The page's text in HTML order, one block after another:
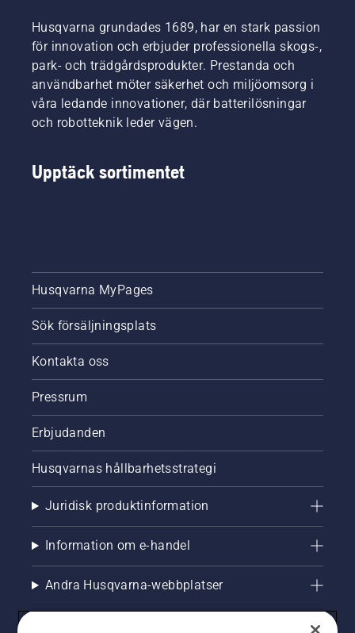
Husqvarna grundades 1689, har en stark passion
för innovation och erbjuder professionella skogs-,
park- och trädgårdsprodukter. Prestanda och
användbarhet möter säkerhet och miljöomsorg i
våra ledande innovationer, där batterilösningar
och robotteknik leder vägen.
Upptäck sortimentet
Husqvarna MyPages
Sök försäljningsplats
Kontakta oss
Pressrum
Erbjudanden
Husqvarnas hållbarhetsstrategi
Juridisk produktinformation
Information om e-handel
Andra Husqvarna-webbplatser